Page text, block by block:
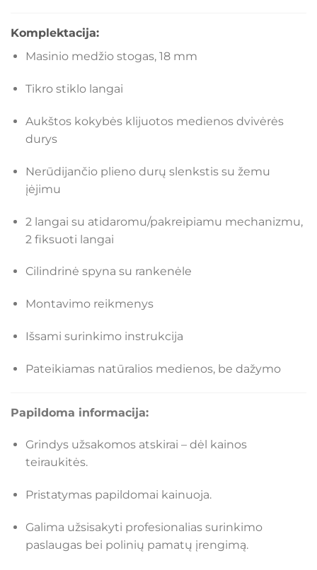
Komplektacija:
Masinio medžio stogas, 18 mm
Tikro stiklo langai
Aukštos kokybės klijuotos medienos dvivėrės
durys
Nerūdijančio plieno durų slenkstis su žemu
įėjimu
2 langai su atidaromu/pakreipiamu mechanizmu,
2 fiksuoti langai
Cilindrinė spyna su rankenėle
Montavimo reikmenys
Išsami surinkimo instrukcija
Pateikiamas natūralios medienos, be dažymo
Papildoma informacija:
Grindys užsakomos atskirai – dėl kainos
teiraukitės.
Pristatymas papildomai kainuoja.
Galima užsisakyti profesionalias surinkimo
paslaugas bei polinių pamatų įrengimą.